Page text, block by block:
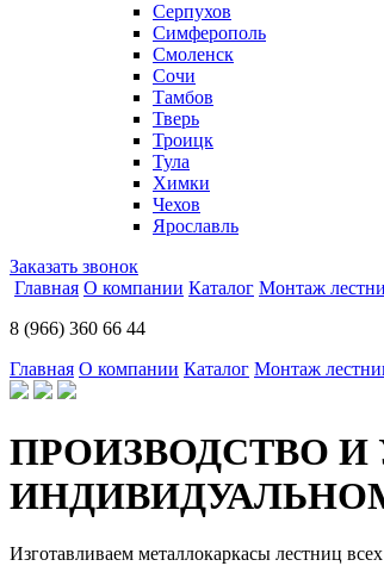
Серпухов
Симферополь
Смоленск
Сочи
Тамбов
Тверь
Троицк
Тула
Химки
Чехов
Ярославль
Заказать звонок
Главная О компании Каталог Монтаж
8 (966) 360 66 44
Главная О компании Каталог Монтаж
ПРОИЗВОДСТВО
Изготавливаем металлокаркасы лестниц